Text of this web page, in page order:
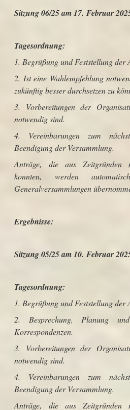
Sitzung 06/25 am 17. Februar
Tagesordnung:
1. Begrüßung und Feststellung der
2. Ist eine Wahlempfehlung
zukünftig besser durchsetzen zu
3. Vorbereitungen der
notwendig sind.
4. Vereinbarungen zum
Beendigung der Versammlung.
Anträge, die aus Zeitgründen
konnten, werden
Generalversammlungen
Ergebnisse:
Sitzung 05/25 am 10. Februar
Tagesordnung:
1. Begrüßung und Feststellung der
2. Besprechung, Planung
Korrespondenzen.
3. Vorbereitungen der
notwendig sind.
4. Vereinbarungen zum
Beendigung der Versammlung.
Anträge, die aus Zeitgründen